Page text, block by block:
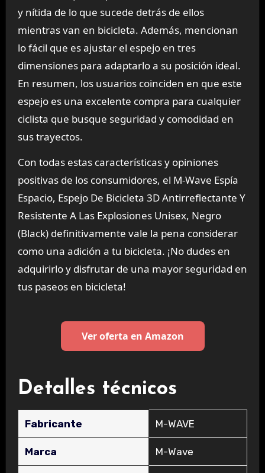
y nítida de lo que sucede detrás de ellos
mientras van en bicicleta. Además, mencionan
lo fácil que es ajustar el espejo en tres
dimensiones para adaptarlo a su posición ideal.
En resumen, los usuarios coinciden en que este
espejo es una excelente compra para cualquier
ciclista que busque seguridad y comodidad en
sus trayectos.
Con todas estas características y opiniones
positivas de los consumidores, el M-Wave Espía
Espacio, Espejo De Bicicleta 3D Antirreflectante Y
Resistente A Las Explosiones Unisex, Negro
(Black) definitivamente vale la pena considerar
como una adición a tu bicicleta. ¡No dudes en
adquirirlo y disfrutar de una mayor seguridad en
tus paseos en bicicleta!
Ver oferta en Amazon
Detalles técnicos
Fabricante ‎M-WAVE
Marca ‎M-Wave